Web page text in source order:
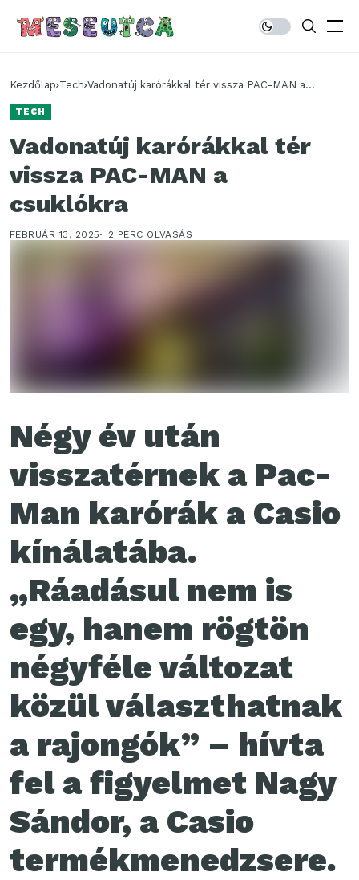
Kezdőlap Tech Vadonatúj karórákkal tér vissza PAC-MAN a
TECH
Vadonatúj karórákkal tér
vissza PAC-MAN a
csuklókra
FEBRUÁR 13, 2025 2 PERC OLVASÁS
Négy év után
visszatérnek a Pac-
Man karórák a Casio
kínálatába.
„Ráadásul nem is
egy, hanem rögtön
négyféle változat
közül választhatnak
a rajongók” – hívta
fel a figyelmet Nagy
Sándor, a Casio
termékmenedzsere.